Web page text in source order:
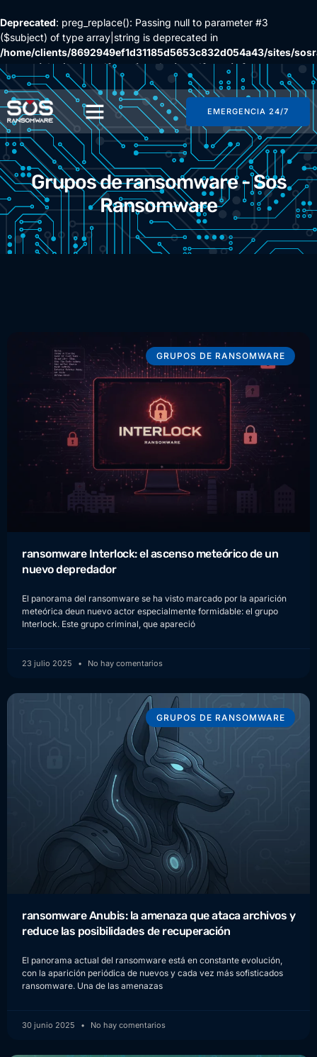
Deprecated: preg_replace(): Passing null to parameter #3
($subject) of type array|string is deprecated in
/home/clients/8692949ef1d31185d5653c832d054a43/sites/
content/plugins/wordfence/vendor/wordfence/wf-
waf/src/lib/rules.php
on line 1896
EMERGENCIA 24/7
Grupos de ransomware - Sos
Ransomware
GRUPOS DE RANSOMWARE
ransomware Interlock: el ascenso meteórico de un
nuevo depredador
El panorama del ransomware se ha visto marcado por la aparición
meteórica deun nuevo actor especialmente formidable: el grupo
Interlock. Este grupo criminal, que apareció
23 julio 2025 No hay comentarios
GRUPOS DE RANSOMWARE
ransomware Anubis: la amenaza que ataca archivos y
reduce las posibilidades de recuperación
El panorama actual del ransomware está en constante evolución,
con la aparición periódica de nuevos y cada vez más sofisticados
ransomware. Una de las amenazas
30 junio 2025 No hay comentarios